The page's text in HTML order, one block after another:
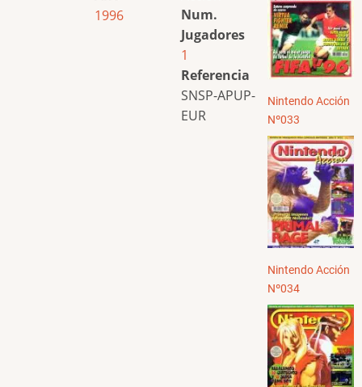
1996
Num.
Jugadores
1
Referencia
SNSP-APUP-
EUR
Nintendo Acción
Nº033
Nintendo Acción
Nº034